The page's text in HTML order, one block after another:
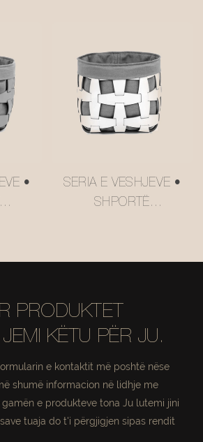
#MSR027-3
•
SERIA E VESHJEVE •
SHPORTË
#MSR027
PRODUKTET
KËTU PËR JU.
e kontaktit më poshtë nëse
shumë informacion në lidhje me
e produkteve tona Ju lutemi jini
tuaja do t'i përgjigjen sipas rendit